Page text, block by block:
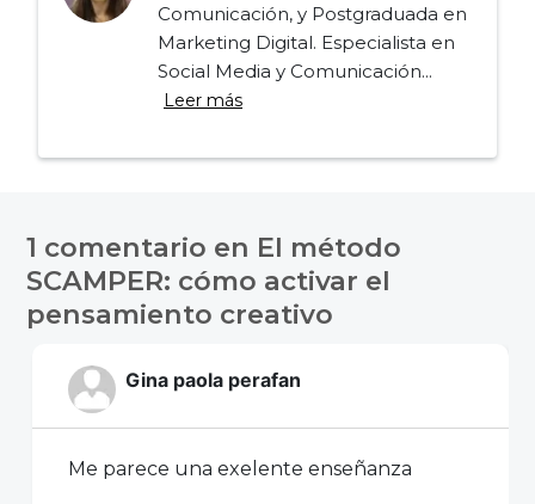
Comunicación, y Postgraduada en
Marketing Digital. Especialista en
Social Media y Comunicación...
Leer más
entradas
1 comentario en El método
SCAMPER: cómo activar el
pensamiento creativo
Gina paola perafan
Me parece una exelente enseñanza